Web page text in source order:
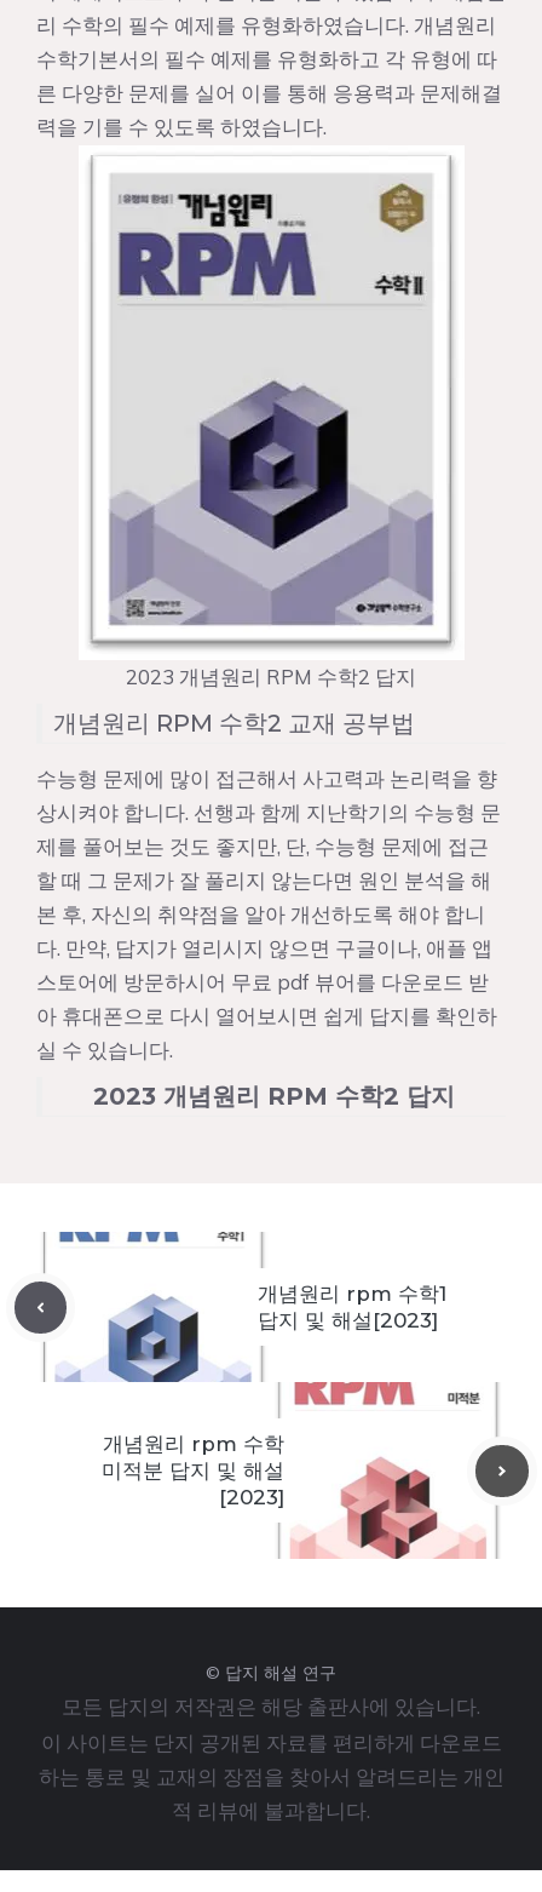
리 수학의 필수 예제를 유형화하였습니다. 개념원리
수학기본서의 필수 예제를 유형화하고 각 유형에 따
른 다양한 문제를 실어 이를 통해 응용력과 문제해결
력을 기를 수 있도록 하였습니다.
2023 개념원리 RPM 수학2 답지
개념원리 RPM 수학2 교재 공부법
수능형 문제에 많이 접근해서 사고력과 논리력을 향
상시켜야 합니다. 선행과 함께 지난학기의 수능형 문
제를 풀어보는 것도 좋지만, 단, 수능형 문제에 접근
할 때 그 문제가 잘 풀리지 않는다면 원인 분석을 해
본 후, 자신의 취약점을 알아 개선하도록 해야 합니
다. 만약, 답지가 열리시지 않으면 구글이나, 애플 앱
스토어에 방문하시어 무료 pdf 뷰어를 다운로드 받
아 휴대폰으로 다시 열어보시면 쉽게 답지를 확인하
실 수 있습니다.
2023 개념원리 RPM 수학2 답지
개념원리 rpm 수학1
답지 및 해설[2023]
개념원리 rpm 수학
미적분 답지 및 해설
[2023]
© 답지 해설 연구
모든 답지의 저작권은 해당 출판사에 있습니다.
이 사이트는 단지 공개된 자료를 편리하게 다운로드
하는 통로 및 교재의 장점을 찾아서 알려드리는 개인
적 리뷰에 불과합니다.